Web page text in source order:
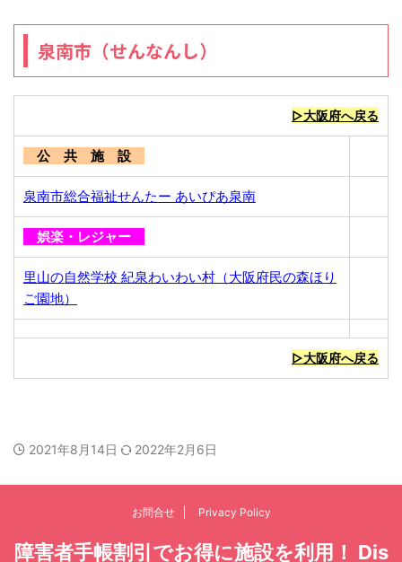
泉南市（せんなんし）
▷大阪府へ戻る
公 共 施 設
泉南市総合福祉せんたー あいぴあ泉南
娯楽・レジャー
里山の自然学校 紀泉わいわい村（大阪府民の森ほり
ご園地）
▷大阪府へ戻る
2021年8月14日 2022年2月6日
お問合せ Privacy Policy
障害者手帳割引でお得に施設を利用！ Dis